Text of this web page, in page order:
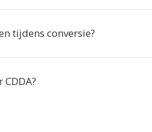
tijdens conversie?